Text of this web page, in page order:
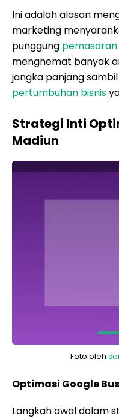
Ini adalah alasan
marketing
punggung
menghemat banyak
jangka panjang
pertumbuhan bisnis
Strategi Inti
Madiun
Foto oleh
Optimasi Google
Langkah awal dalam